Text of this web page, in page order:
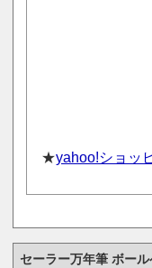
★yahoo!ショッ
セーラー万年筆 ボー